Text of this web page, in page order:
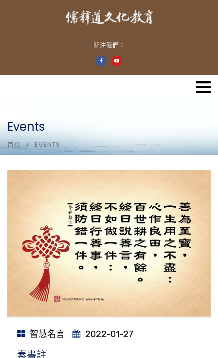
關注我們：
Events
首頁 EVENTS
智慧名言 2022-01-27
素書註